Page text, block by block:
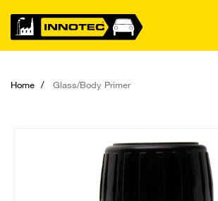
Home Glass/Body Primer